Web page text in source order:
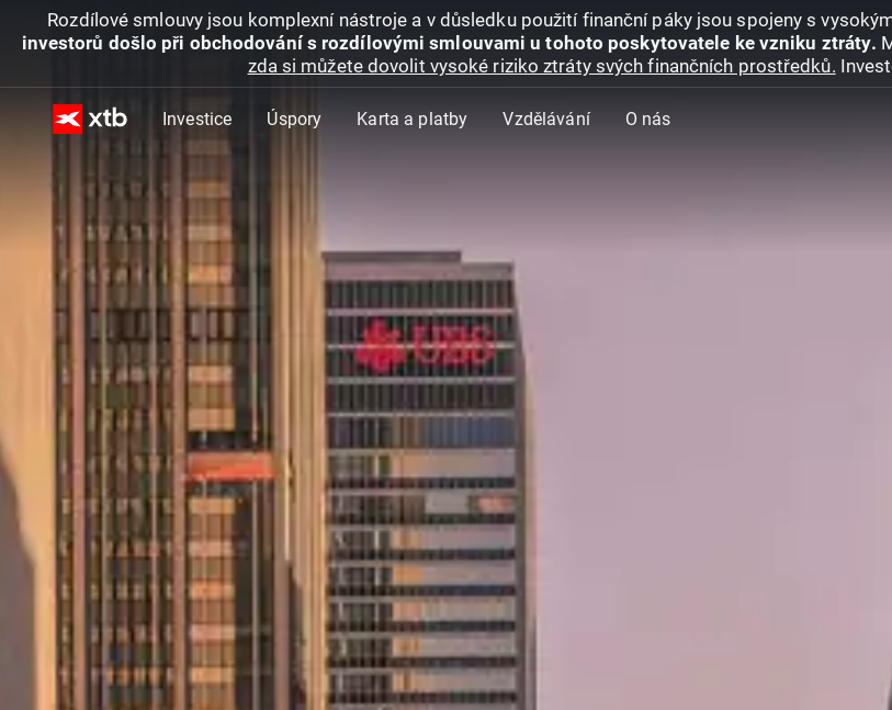
Rozdílové smlouvy jsou komplexní nástroje a v důsledku použití finanční páky jsou spojeny s
investorů došlo při obchodování s rozdílovými smlouvami u tohoto poskytovatele ke vzniku ztráty.
zda si můžete dovolit vysoké riziko ztráty svých finančních prostředků.
Investice Úspory Karta a platby Vzdělávání O nás